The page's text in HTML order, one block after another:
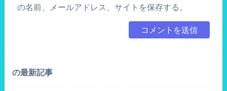
の名前、メールアドレス、サイトを保存する。
の最新記事